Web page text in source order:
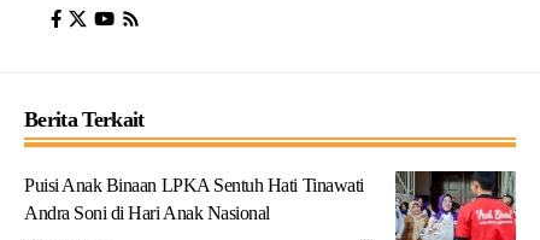
Berita Terkait
Puisi Anak Binaan LPKA Sentuh Hati Tinawati
Andra Soni di Hari Anak Nasional